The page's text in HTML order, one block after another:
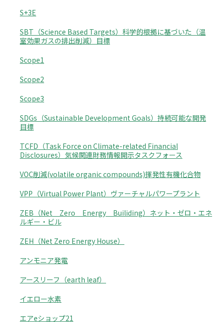
S+3E
SBT（Science Based Targets）科学的根拠に基づいた（温
室効果ガスの排出削減）目標
Scope1
Scope2
Scope3
SDGs（Sustainable Development Goals）持続可能な開発
目標
TCFD（Task Force on Climate-related Financial
Disclosures）気候関連財務情報開示タスクフォース
VOC削減(volatile organic compounds)揮発性有機化合物
VPP（Virtual Power Plant）ヴァーチャルパワープラント
ZEB（Net Zero Energy Builiding）ネット・ゼロ・エネ
ルギー・ビル
ZEH（Net Zero Energy House）
アンモニア発電
アースリーフ（earth leaf）
イエロー水素
エアeショップ21